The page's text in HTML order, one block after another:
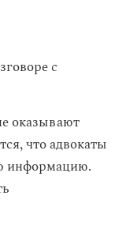
с
оказывают
что адвокаты
информацию.